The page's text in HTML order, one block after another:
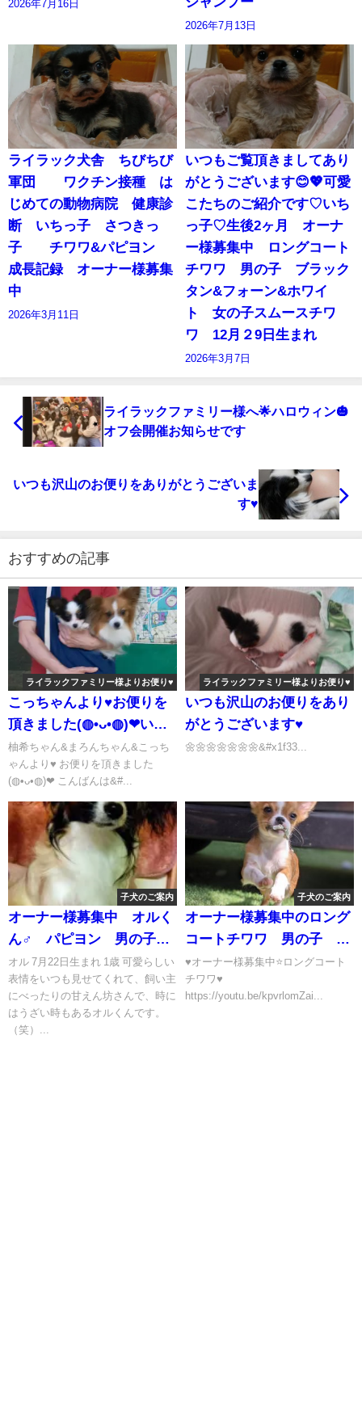
2026年7月16日
2026年7月13日
ライラック犬舎 ちびちび
軍団 ワクチン接種 は
じめての動物病院 健康診
断 いちっ子 さつきっ
子 チワワ&パピヨン
成長記録 オーナー様募集
中
2026年3月11日
いつもご覧頂きましてあり
がとうございます😊💖可愛
こたちのご紹介です♡いち
っ子♡生後2ヶ月 オーナ
ー様募集中 ロングコート
チワワ 男の子 ブラック
タン&フォーン&ホワイ
ト 女の子スムースチワ
ワ 12月２9日生まれ
2026年3月7日
ライラックファミリー様へ🌟ハロウィン🎃
オフ会開催お知らせです
いつも沢山のお便りをありがとうございま
す♥
おすすめの記事
ライラックファミリー様よりお便り♥
こっちゃんより♥お便りを
頂きました(◍•ᴗ•◍)❤いつ
も沢山のお便りをありがと
うございます♥ライラック
犬舎ファミリー様♥
柚希ちゃん&まろんちゃん&こっち
ゃんより♥ お便りを頂きました
(◍•ᴗ•◍)❤ こんばんは&#...
ライラックファミリー様よりお便り♥
いつも沢山のお便りをあり
がとうございます♥
🌼🌼🌼🌼🌼🌼🌼&#x1f33...
子犬のご案内
オーナー様募集中 オルく
ん♂ パピヨン 男の子
成長記録
オル 7月22日生まれ 1歳 可愛らしい
表情をいつも見せてくれて、飼い主
にべったりの甘えん坊さんで、時に
はうざい時もあるオルくんです。
（笑）...
子犬のご案内
オーナー様募集中のロング
コートチワワ 男の子 ハ
クくん💙成長記録 ライラ
ック犬舎 土屋弘美 ブリ
ーダーナビサイト様
♥オーナー様募集中⭐ロングコート
チワワ♥
https://youtu.be/kpvrlomZai...